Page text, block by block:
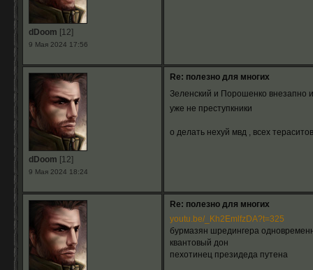
dDoom [12]
9 Мая 2024 17:56
dDoom [12]
9 Мая 2024 18:24
Re: полезно для многих
Зеленский и Порошенко
уже не преступкники
о делать нехуй мвд , всех
Re: полезно для многих
youtu.be/_Kh2EmlfzDA?t=325
бурмазян шредингера
квантовый дон
пехотинец президеда путена